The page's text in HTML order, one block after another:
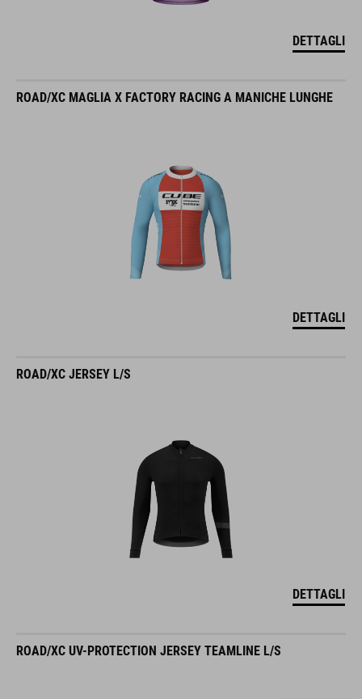
DETTAGLI
ROAD/XC MAGLIA X FACTORY RACING A MANICHE LUNGHE
DETTAGLI
ROAD/XC JERSEY L/S
DETTAGLI
ROAD/XC UV-PROTECTION JERSEY TEAMLINE L/S